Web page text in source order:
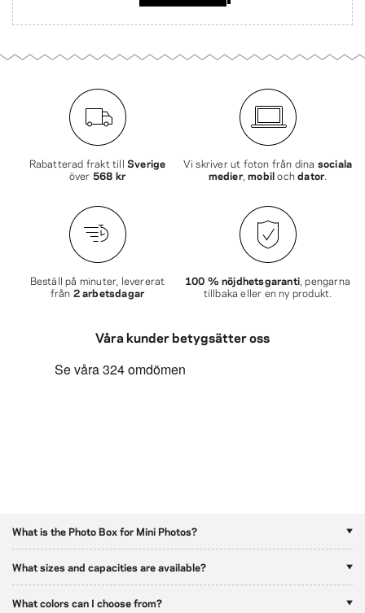
Rabatterad frakt till Sverige
över 568 kr
Vi skriver ut foton från dina sociala
medier,mobilochdator
Beställ på minuter, levererat
från 2 arbetsdagar
100 % nöjdhetsgaranti , pengarna
tillbaka eller en ny produkt.
Våra kunder betygsätter oss
What is the Photo Box for Mini Photos?
What sizes and capacities are available?
What colors can I choose from?